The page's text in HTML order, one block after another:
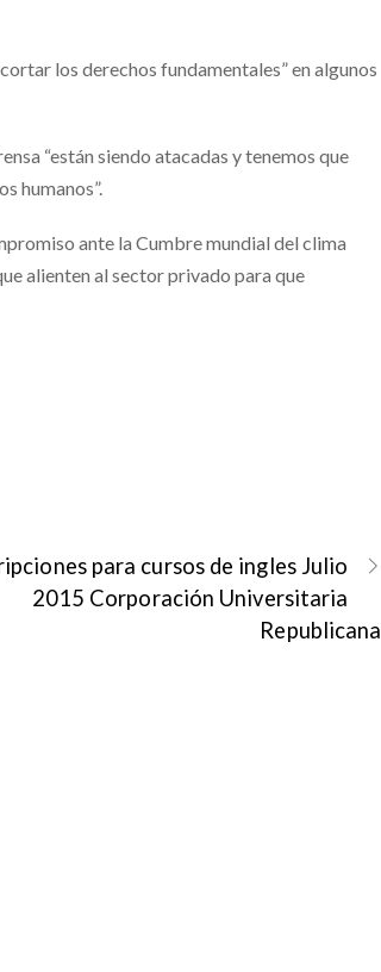
los derechos fundamentales” en algunos
“están siendo atacadas y tenemos que
humanos”.
ante la Cumbre mundial del clima
alienten al sector privado para que
para cursos de ingles Julio
2015 Corporación Universitaria
Republicana